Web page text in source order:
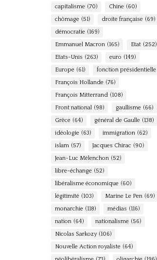
capitalisme (70) Chine (60)
chômage (51) droite française (69)
démocratie (169)
Emmanuel Macron (165) Etat (252)
Etats-Unis (263) euro (149)
Europe (61) fonction présidentielle
François Hollande (76)
François Mitterrand (108)
Front national (98) gaullisme (66)
Grèce (64) général de Gaulle (138)
idéologie (63) immigration (62)
islam (57) Jacques Chirac (90)
Jean-Luc Mélenchon (52)
libre-échange (52)
libéralisme économique (60)
légitimité (103) Marine Le Pen (69)
monarchie (118) médias (116)
nation (64) nationalisme (56)
Nicolas Sarkozy (106)
Nouvelle Action royaliste (64)